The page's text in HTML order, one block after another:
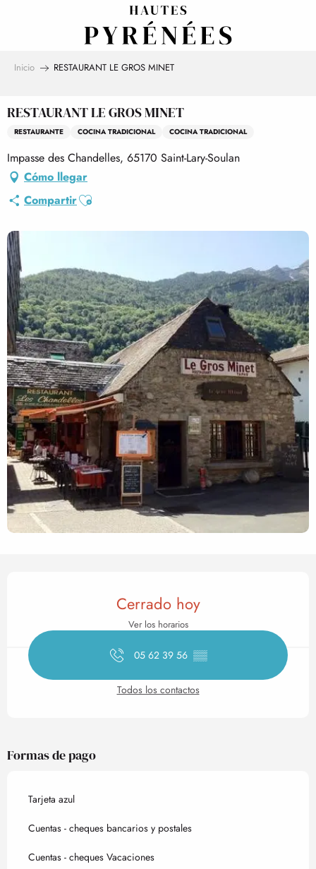
Inicio RESTAURANT LE GROS MINET
RESTAURANT LE GROS MINET
RESTAURANTE COCINA TRADICIONAL COCINA TRADICIONAL
Impasse des Chandelles, 65170 Saint-Lary-Soulan
Cómo llegar
CompartirAjouter aux favoris
Horarios y datos de
Cerrado hoy
Ver los horarios
05 62 39 56 ▒▒
Todos los contactos
Formas de pago
Tarjeta azul
Cuentas - cheques bancarios y postales
Cuentas - cheques Vacaciones